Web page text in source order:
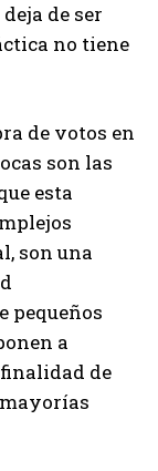
de ser
no tiene
de votos en
son las
esta
son una
pequeños
a
de